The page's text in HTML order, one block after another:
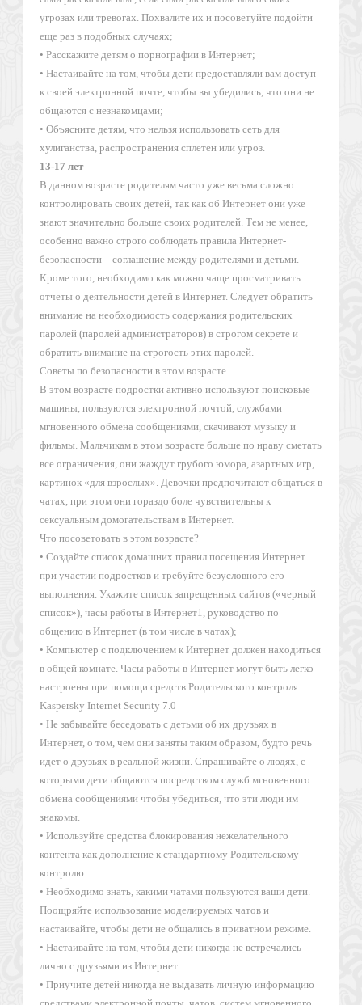
угрозах или тревогах. Похвалите их и посоветуйте подойти
еще раз в подобных случаях;
• Расскажите детям о порнографии в Интернет;
• Настаивайте на том, чтобы дети предоставляли вам доступ
к своей электронной почте, чтобы вы убедились, что они не
общаются с незнакомцами;
• Объясните детям, что нельзя использовать сеть для
хулиганства, распространения сплетен или угроз.
13-17 лет
В данном возрасте родителям часто уже весьма сложно
контролировать своих детей, так как об Интернет они уже
знают значительно больше своих родителей. Тем не менее,
особенно важно строго соблюдать правила Интернет-
безопасности – соглашение между родителями и детьми.
Кроме того, необходимо как можно чаще просматривать
отчеты о деятельности детей в Интернет. Следует обратить
внимание на необходимость содержания родительских
паролей (паролей администраторов) в строгом секрете и
обратить внимание на строгость этих паролей.
Советы по безопасности в этом возрасте
В этом возрасте подростки активно используют поисковые
машины, пользуются электронной почтой, службами
мгновенного обмена сообщениями, скачивают музыку и
фильмы. Мальчикам в этом возрасте больше по нраву сметать
все ограничения, они жаждут грубого юмора, азартных игр,
картинок «для взрослых». Девочки предпочитают общаться в
чатах, при этом они гораздо боле чувствительны к
сексуальным домогательствам в Интернет.
Что посоветовать в этом возрасте?
• Создайте список домашних правил посещения Интернет
при участии подростков и требуйте безусловного его
выполнения. Укажите список запрещенных сайтов («черный
список»), часы работы в Интернет1, руководство по
общению в Интернет (в том числе в чатах);
• Компьютер с подключением к Интернет должен находиться
в общей комнате. Часы работы в Интернет могут быть легко
настроены при помощи средств Родительского контроля
Kaspersky Internet Security 7.0
• Не забывайте беседовать с детьми об их друзьях в
Интернет, о том, чем они заняты таким образом, будто речь
идет о друзьях в реальной жизни. Спрашивайте о людях, с
которыми дети общаются посредством служб мгновенного
обмена сообщениями чтобы убедиться, что эти люди им
знакомы.
• Используйте средства блокирования нежелательного
контента как дополнение к стандартному Родительскому
контролю.
• Необходимо знать, какими чатами пользуются ваши дети.
Поощряйте использование моделируемых чатов и
настаивайте, чтобы дети не общались в приватном режиме.
• Настаивайте на том, чтобы дети никогда не встречались
лично с друзьями из Интернет.
• Приучите детей никогда не выдавать личную информацию